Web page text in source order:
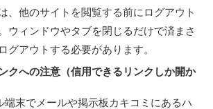
、他のサイトを閲覧する前にログアウト
ウィンドウやタブを閉じるだけで済まさ
グアウトする必要があります。
クへの注意（信用できるリンクしか開か
端末でメールや掲示板カキコミにあるハ